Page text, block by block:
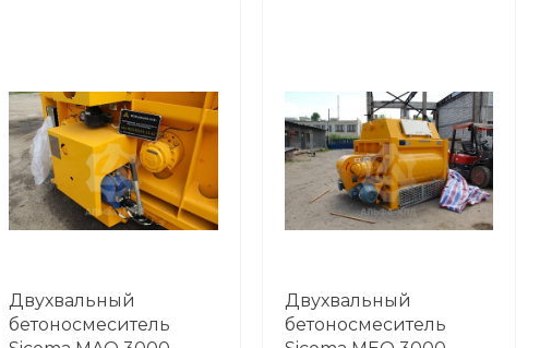
Двухвальный
бетоносмеситель
Двухвальный
бетоносмеситель